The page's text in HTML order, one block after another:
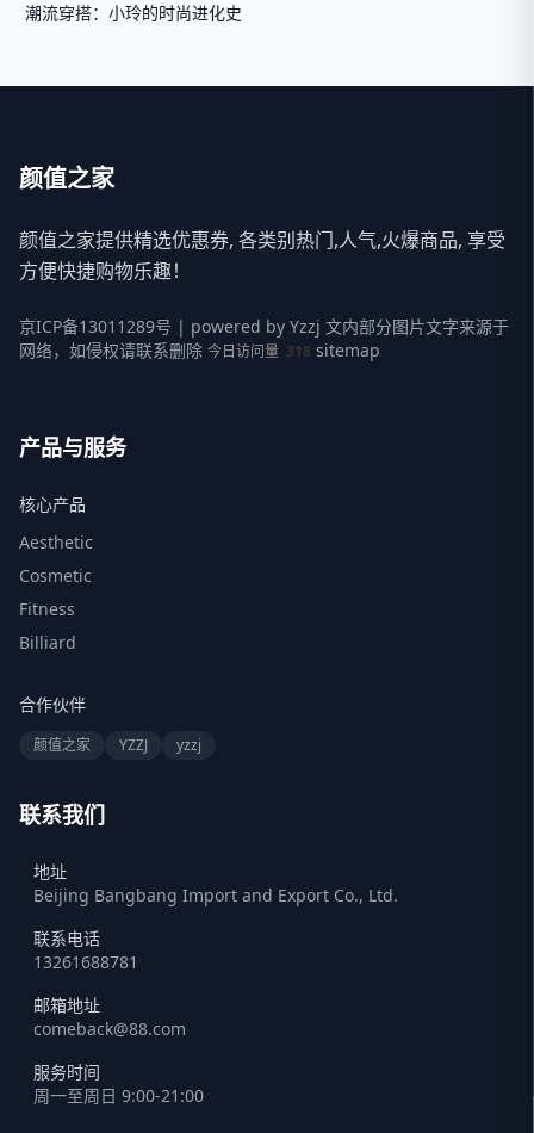
潮流穿搭：小玲的时尚进化史
颜值之家
颜值之家提供精选优惠券, 各类别热门,人气,火爆商品, 享受
方便快捷购物乐趣！
京ICP备13011289号 | powered by Yzzj 文内部分图片文字来源于
网络，如侵权请联系删除 今日访问量 318 sitemap
产品与服务
核心产品
Aesthetic
Cosmetic
Fitness
Billiard
合作伙伴
颜值之家 YZZJ yzzj
联系我们
地址
Beijing Bangbang Import and Export Co., Ltd.
联系电话
13261688781
邮箱地址
comeback@88.com
服务时间
周一至周日 9:00-21:00